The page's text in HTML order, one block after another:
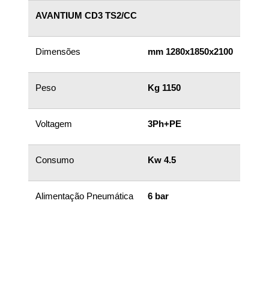
AVANTIUMCD3 TS2/CC
Dimensões mm 1280x1850x2100
Peso Kg 1150
Voltagem 3Ph+PE
Consumo Kw 4.5
Alimentação Pneumática 6 bar